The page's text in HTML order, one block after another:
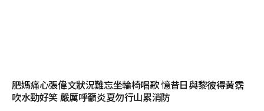
肥媽痛心張偉文狀況難忘坐輪椅唱歌 憶昔日與黎彼得黃霑
吹水勁好笑 嚴厲呼籲炎夏勿行山累消防